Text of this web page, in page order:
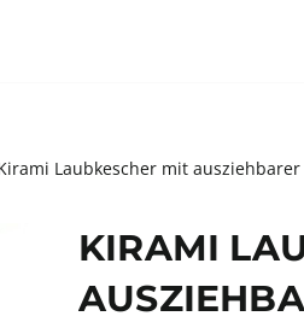
Laubkescher mit
KIRAMI